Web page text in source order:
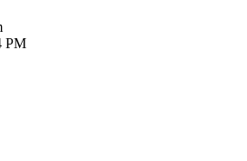
PM